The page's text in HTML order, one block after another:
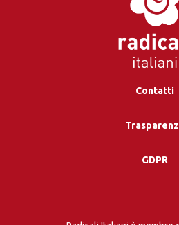
Contatti
GDPR